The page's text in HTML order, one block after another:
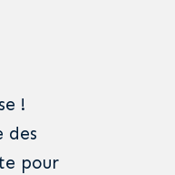
!
des
pour